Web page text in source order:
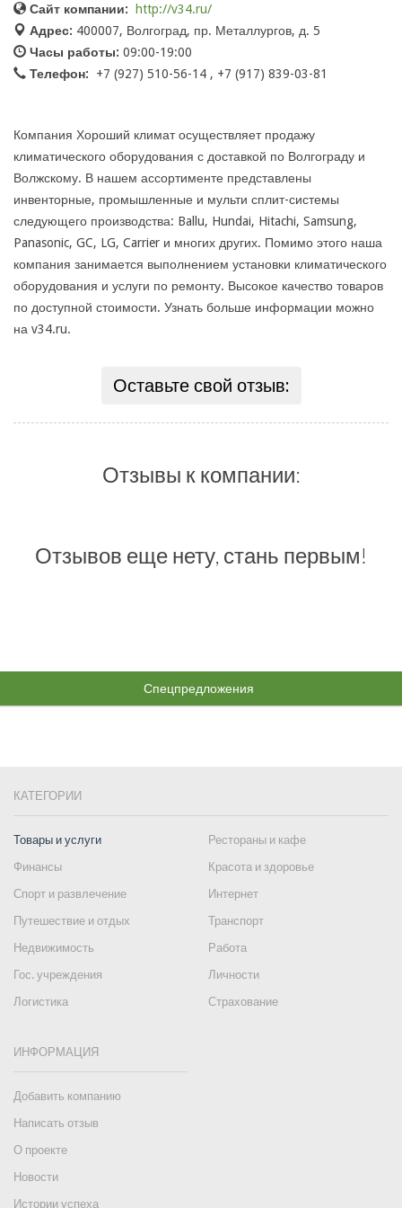
Сайт компании:
http://v34.ru/
Адрес: 400007, Волгоград, пр. Металлургов, д. 5
Часы работы: 09:00-19:00
Телефон:
+7 (927) 510-56-14 , +7 (917) 839-03-81
Компания Хороший климат осуществляет продажу
климатического оборудования с доставкой по Волгограду и
Волжскому. В нашем ассортименте представлены
инвенторные, промышленные и мульти сплит-системы
следующего производства: Ballu, Hundai, Hitachi, Samsung,
Panasonic, GC, LG, Carrier и многих других. Помимо этого наша
компания занимается выполнением установки климатического
оборудования и услуги по ремонту. Высокое качество товаров
по доступной стоимости. Узнать больше информации можно
на v34.ru.
Оставьте свой отзыв:
Отзывы к компании:
Отзывов еще нету, стань первым!
Спецпредложения
КАТЕГОРИИ
Товары и услуги
Рестораны и кафе
Финансы
Красота и здоровье
Спорт и развлечение
Интернет
Путешествие и отдых
Транспорт
Недвижимость
Работа
Гос. учреждения
Личности
Логистика
Страхование
ИНФОРМАЦИЯ
Добавить компанию
Написать отзыв
О проекте
Новости
Истории успеха